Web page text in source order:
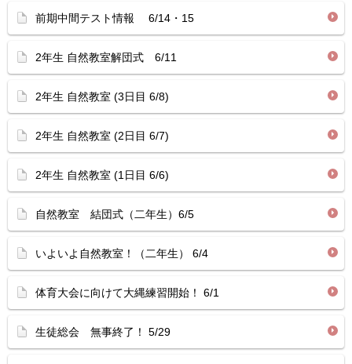
前期中間テスト情報 6/14・15
2年生 自然教室解団式 6/11
2年生 自然教室 (3日目 6/8)
2年生 自然教室 (2日目 6/7)
2年生 自然教室 (1日目 6/6)
自然教室 結団式（二年生）6/5
いよいよ自然教室！（二年生） 6/4
体育大会に向けて大縄練習開始！ 6/1
生徒総会 無事終了！ 5/29